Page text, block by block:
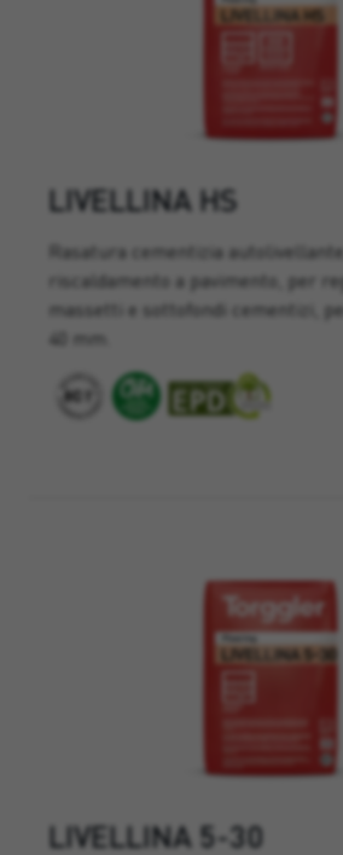
LIVELLINA HS
Rasatura cementizia
riscaldamento a pavimento, per
massetti e sottofondi cementizi,
40 mm.
LIVELLINA 5-30